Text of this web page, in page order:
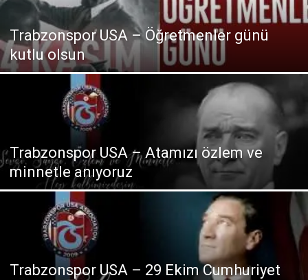
Trabzonspor USA – Öğretmenler günü
kutlu olsun
Trabzonspor USA – Atamızı özlem ve
minnetle anıyoruz
Trabzonspor USA – 29 Ekim Cumhuriyet